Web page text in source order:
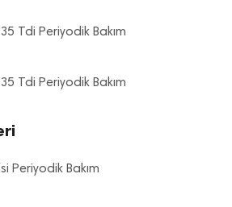
Tdi Periyodik Bakım
Tdi Periyodik Bakım
Periyodik Bakım